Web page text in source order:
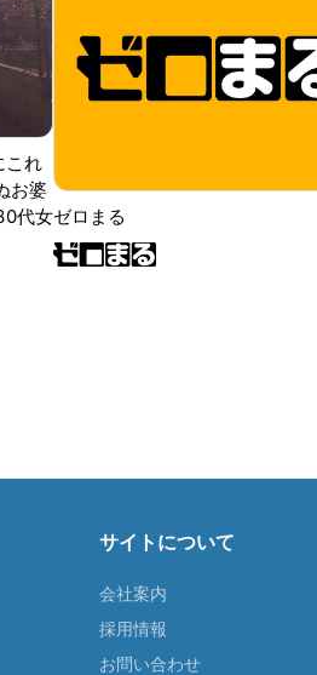
これ
お婆
代女ゼロまる
サイトについて
会社案内
採用情報
お問い合わせ